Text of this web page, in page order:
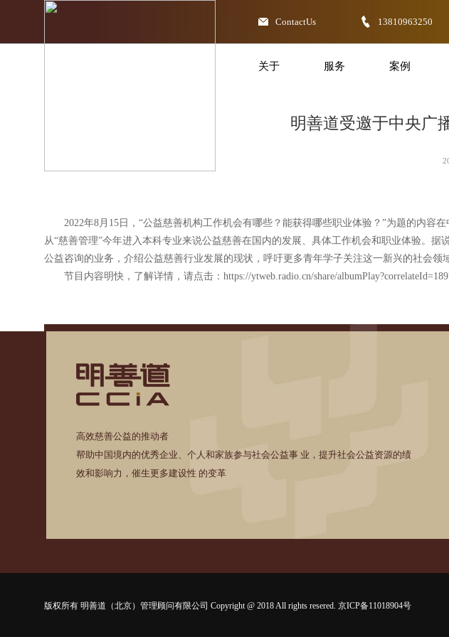
ContactUs 13810963250
关于 服务 案例
明善道受邀于中央广
2022年8月15日，“公益慈善机构工作机会有哪些？能获得哪些职业体验？”为题的内容
从“慈善管理”今年进入本科专业来说公益慈善在国内的发展、具体工作机会和职业体验。
公益咨询的业务，介绍公益慈善行业发展的现状，呼吁更多青年学子关注这一新兴的社会领
节目内容明快，了解详情，请点击： https://ytweb.radio.cn/share/
高效慈善公益的推动者
帮助中国境内的优秀企业、个人和家族参与社会公益事 业，提升社会公益资源的绩
效和影响力，催生更多建设性 的变革
版权所有 明善道（北京）管理顾问有限公司 Copyright @ 2018 All rights resered. 京ICP备11018904号